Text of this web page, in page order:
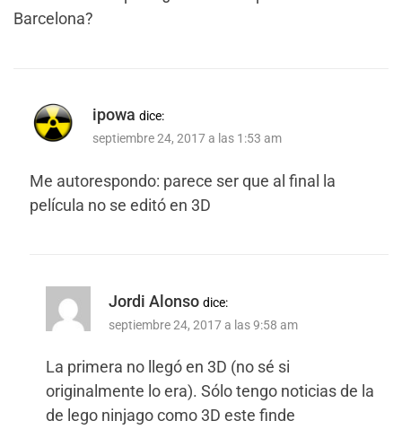
Barcelona?
ipowa dice:
septiembre 24, 2017 a las 1:53 am
Me autorespondo: parece ser que al final la
película no se editó en 3D
Jordi Alonso dice:
septiembre 24, 2017 a las 9:58 am
La primera no llegó en 3D (no sé si
originalmente lo era). Sólo tengo noticias de la
de lego ninjago como 3D este finde